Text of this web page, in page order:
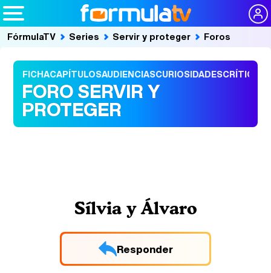
FórmulaTV Series Servir y proteger Foros
FICHACAPÍTULOSAUDIENCIASCURIOSIDADESCRÍTICAS
FORO SERVIR Y
PROTEGER
Sílvia y Álvaro
Responder